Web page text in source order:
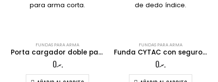
FUNDAS PARA ARMA
Porta cargador doble para arma corta.
.ރ0
FUNDAS PARA ARMA
Funda CYTAC con seguro de dedo índice.
.ރ0